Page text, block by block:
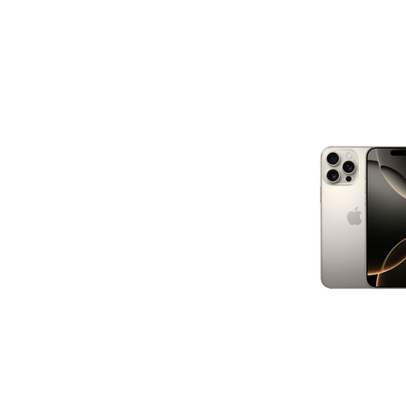
Rimani sempre connesso con le opzioni di connettività WiFi
Grazie al supporto di WiFi 7, potrete usufruire di download
La serie Apple iPhone 16 è progettata da zero con Apple
personale che si adatta all'utente, proteggendo la sua privacy
livello locale e alla loro non condivisione con Apple. Utilizza
e creare linguaggio, immagini e persino emoticon, aiutandovi a
ricordi. Siri è più intelligente di prima e comprende il contesto e,